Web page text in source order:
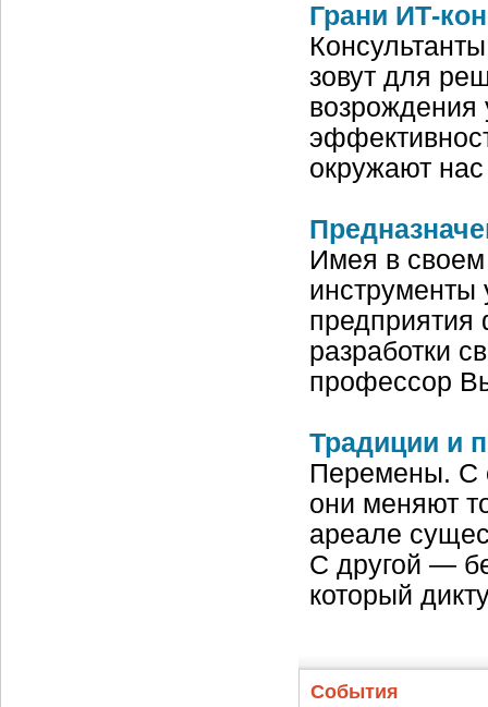
Грани ИТ-
зовут для
возрождения
окружают
Имея в своем
инструменты
предприятия
разработки
профессор
Традиции и
Перемены. C
они меняют
ареале
С другой —
который
События